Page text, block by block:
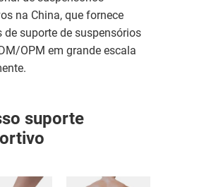
na China, que fornece
de suporte de suspensórios
OPM em grande escala
suporte